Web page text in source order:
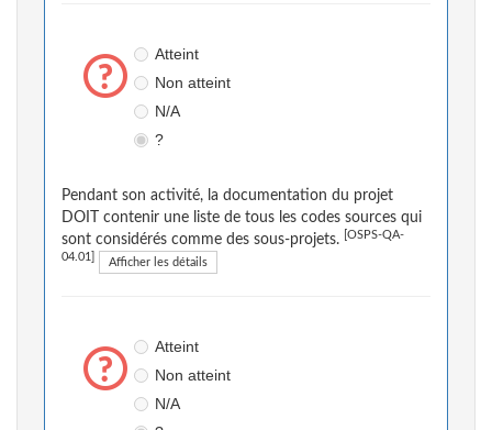
Atteint
Non atteint
N/A
?
Pendant son activité, la documentation du projet
DOIT contenir une liste de tous les codes sources qui
sont considérés comme des sous-projets.
[OSPS-QA-
04.01] Afficher les détails
Atteint
Non atteint
N/A